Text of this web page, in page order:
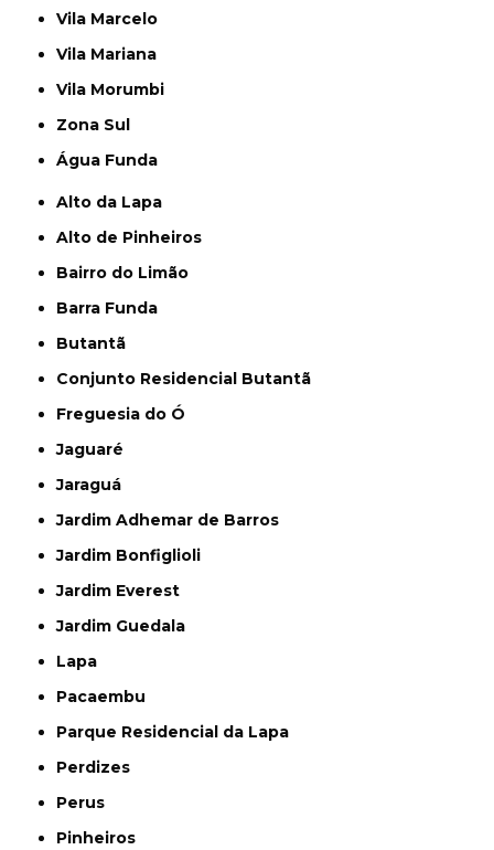
Vila Marcelo
Vila Mariana
Vila Morumbi
Zona Sul
Água Funda
Alto da Lapa
Alto de Pinheiros
Bairro do Limão
Barra Funda
Butantã
Conjunto Residencial Butantã
Freguesia do Ó
Jaguaré
Jaraguá
Jardim Adhemar de Barros
Jardim Bonfiglioli
Jardim Everest
Jardim Guedala
Lapa
Pacaembu
Parque Residencial da Lapa
Perdizes
Perus
Pinheiros